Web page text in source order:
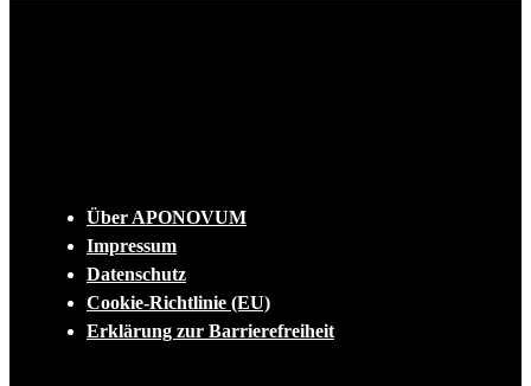
Über APONOVUM
Impressum
Datenschutz
Cookie-Richtlinie (EU)
Erklärung zur Barrierefreiheit